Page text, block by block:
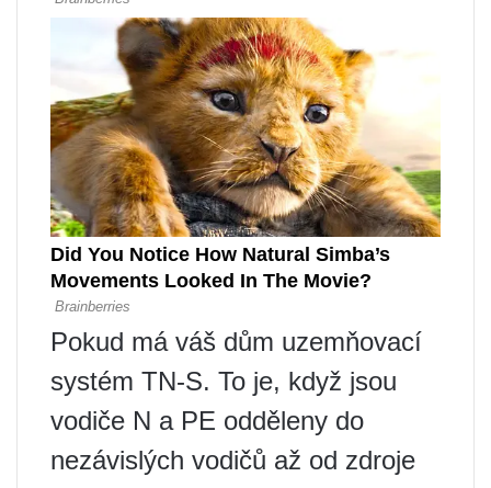
Pokud má váš dům uzemňovací
systém TN-S. To je, když jsou
vodiče N a PE odděleny do
nezávislých vodičů až od zdroje